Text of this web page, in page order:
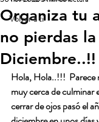
Volver a ti
Organiza tu
no pierdas
Diciembre..!!
Hola, Hola..!!!  Parece
muy cerca de culminar
cerrar de ojos pasó el